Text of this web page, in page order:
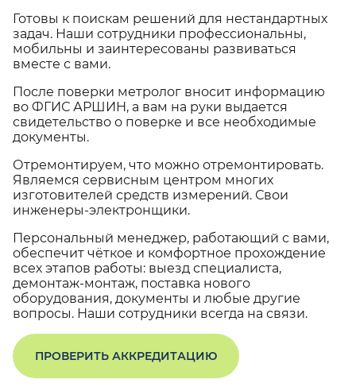
Готовы к поискам решений для нестандартных
задач. Наши сотрудники профессиональны,
мобильны и заинтересованы развиваться
вместе с вами.
После поверки метролог вносит информацию
во ФГИС АРШИН, а вам на руки выдается
свидетельство о поверке и все необходимые
документы.
Отремонтируем, что можно отремонтировать.
Являемся сервисным центром многих
изготовителей средств измерений. Свои
инженеры-электронщики.
Персональный менеджер, работающий с вами,
обеспечит чёткое и комфортное прохождение
всех этапов работы: выезд специалиста,
демонтаж-монтаж, поставка нового
оборудования, документы и любые другие
вопросы. Наши сотрудники всегда на связи.
ПРОВЕРИТЬ АККРЕДИТАЦИЮ